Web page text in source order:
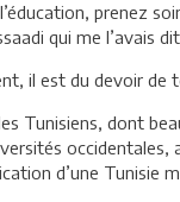
l’éducation, prenez
qui me l’avais
il est du devoir de
Tunisiens, dont
occidentales,
d’une Tunisie